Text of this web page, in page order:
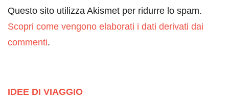
Questo sito utilizza Akismet per ridurre lo spam.
Scopri come vengono elaborati i dati derivati dai
commenti.
IDEE DI VIAGGIO